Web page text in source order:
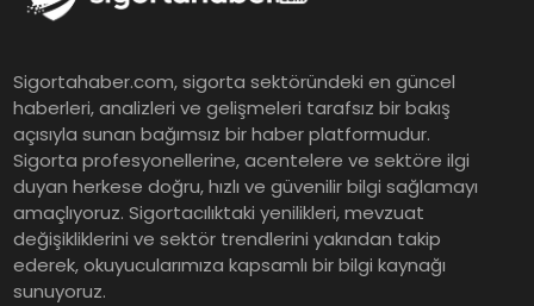
Araştırması: Yapay Zekâ Destekli
Tehditler ve Kurumsal
Dayanıklılık
Sigorta Mobil İzmir Bölge
Müdürlüğü Faaliyete Başladı
Sigortahaber.com, sigorta sektöründeki en güncel
haberleri, analizleri ve gelişmeleri tarafsız bir bakış
açısıyla sunan bağımsız bir haber platformudur.
Sigorta profesyonellerine, acentelere ve sektöre ilgi
duyan herkese doğru, hızlı ve güvenilir bilgi sağlamayı
amaçlıyoruz. Sigortacılıktaki yenilikleri, mevzuat
değişikliklerini ve sektör trendlerini yakından takip
ederek, okuyucularımıza kapsamlı bir bilgi kaynağı
sunuyoruz.